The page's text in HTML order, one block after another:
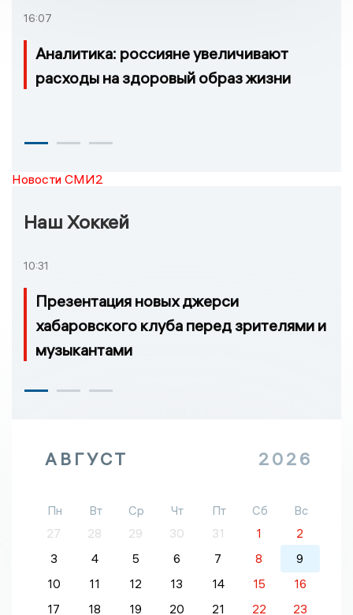
16:07
Аналитика: россияне увеличивают
расходы на здоровый образ жизни
Новости СМИ2
Наш Хоккей
10:31
Презентация новых джерси
хабаровского клуба перед зрителями и
музыкантами
АВГУСТ 2026
Пн Вт Ср Чт Пт Сб
Вс
27
28 29 30 31 1
2
3
4 5 6 7 8
9
10
11 12 13 14 15
16
17
18 19 20 21 22
23